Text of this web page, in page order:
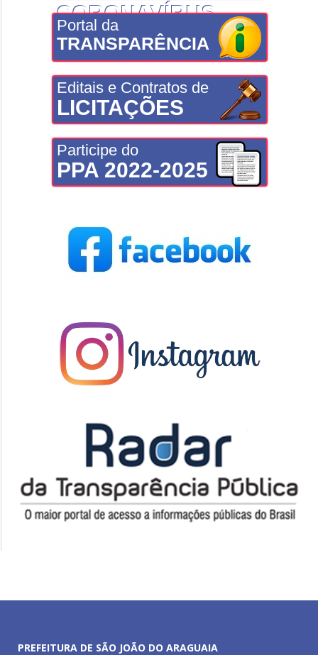
CORONAVÍRUS
Portal da
TRANSPARÊNCIA
Editais e Contratos de
LICITAÇÕES
Participe do
PPA 2022-2025
PREFEITURA DE SÃO JOÃO DO ARAGUAIA